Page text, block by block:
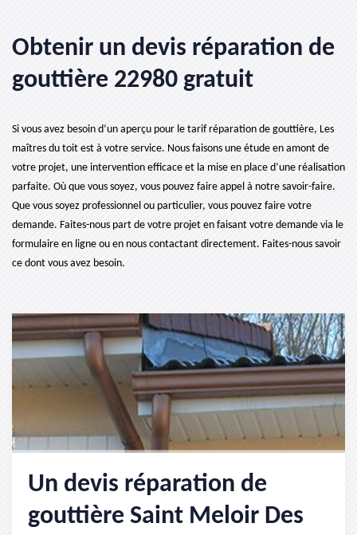
Obtenir un devis réparation de
gouttière 22980 gratuit
Si vous avez besoin d’un aperçu pour le tarif réparation de gouttière, Les
maîtres du toit est à votre service. Nous faisons une étude en amont de
votre projet, une intervention efficace et la mise en place d’une réalisation
parfaite. Où que vous soyez, vous pouvez faire appel à notre savoir-faire.
Que vous soyez professionnel ou particulier, vous pouvez faire votre
demande. Faites-nous part de votre projet en faisant votre demande via le
formulaire en ligne ou en nous contactant directement. Faites-nous savoir
ce dont vous avez besoin.
Un devis réparation de
gouttière Saint Meloir Des